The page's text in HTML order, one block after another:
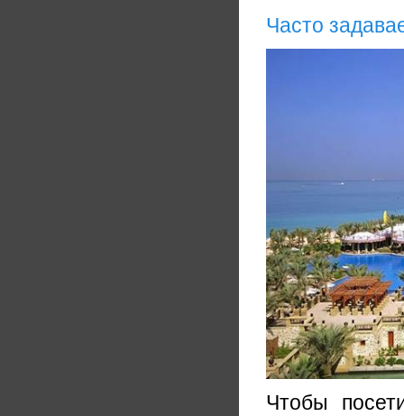
Часто
Чтобы